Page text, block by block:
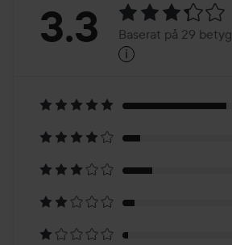
Betyg:
Baserat
på
29
betyg
3.3 Baserat på 29 betyg
i